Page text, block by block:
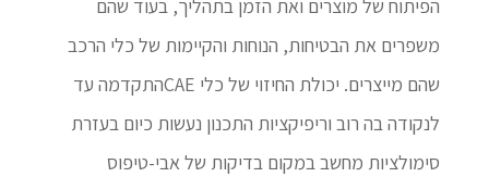
הפיתוח של מוצרים ואת הזמן בתהליך, בעוד שהם
משפרים את הבטיחות, הנוחות והקיימות של כלי הרכב
שהם מייצרים. יכולת החיזוי של כלי CAEהתקדמה עד
לנקודה בה רוב וריפיקציות התכנון נעשות כיום בעזרת
סימולציות מחשב במקום בדיקות של אבי-טיפוס